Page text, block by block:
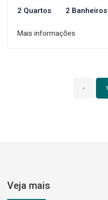
2 Quartos 2 Banheiros
Mais informações
‹ 1
Veja mais